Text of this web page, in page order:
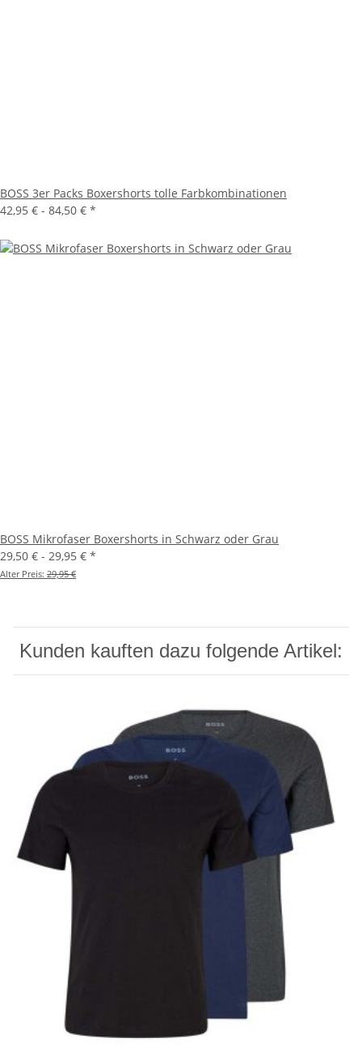
BOSS 3er Packs Boxershorts tolle Farbkombinationen
42,95 € - 84,50 € *
BOSS Mikrofaser Boxershorts in Schwarz oder Grau
29,50 € - 29,95 € *
Alter Preis: 29,95 €
Kunden kauften dazu folgende Artikel: